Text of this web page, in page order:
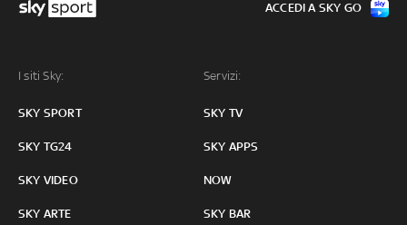
I siti Sky:
SKY SPORT
SKY TG24
SKY VIDEO
SKY ARTE
Servizi:
SKY TV
SKY APPS
NOW
SKY BAR
ACCEDI A SKY GO